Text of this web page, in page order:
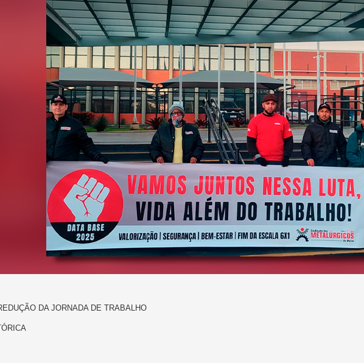
DA JORNADA DE TRABALHO